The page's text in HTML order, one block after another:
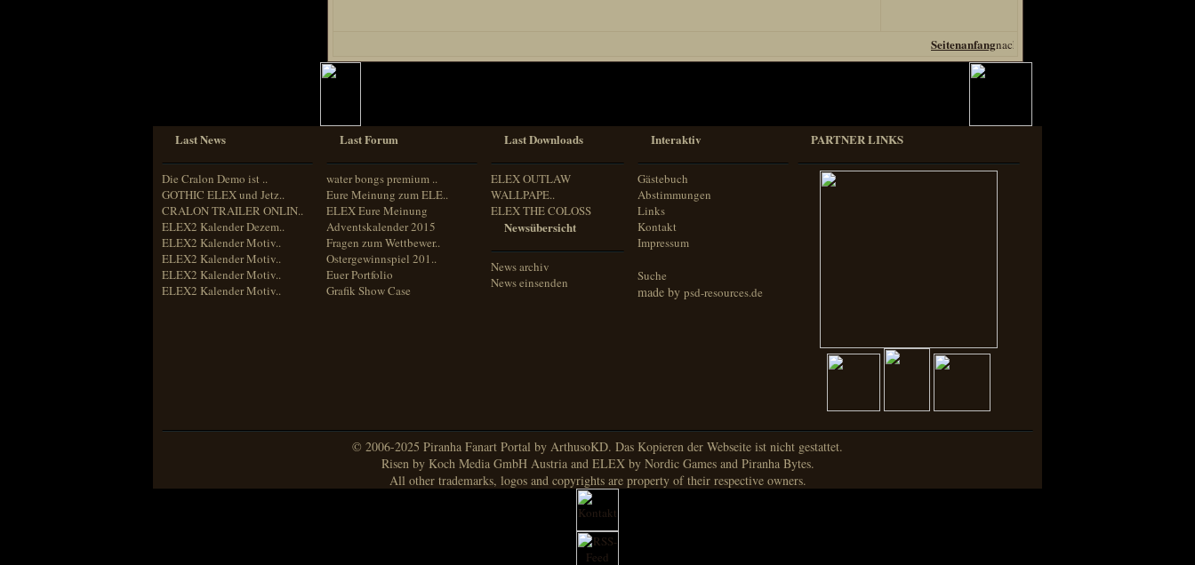
Seitenanfang
Last News
Die Cralon Demo ist ..
GOTHIC ELEX und Jetz..
CRALON TRAILER ONLIN..
ELEX2 Kalender Dezem..
ELEX2 Kalender Motiv..
ELEX2 Kalender Motiv..
ELEX2 Kalender Motiv..
ELEX2 Kalender Motiv..
Last Forum
water bongs premium ..
Eure Meinung zum ELE..
ELEX Eure Meinung
Adventskalender 2015
Fragen zum Wettbewer..
Ostergewinnspiel 201..
Euer Portfolio
Grafik Show Case
Last Downloads
ELEX OUTLAW
WALLPAPE..
ELEX THE COLOSS
Newsübersicht
News archiv
News einsenden
Interaktiv
Gästebuch
Abstimmungen
Links
Kontakt
Impressum
Suche
made by psd-resources.de
PARTNER LINKS
© 2006-2025 Piranha Fanart Portal by ArthusoKD. Das Kopieren der Webseite ist nicht gestattet.
Risen by Koch Media GmbH Austria and ELEX by Nordic Games and Piranha Bytes.
All other trademarks, logos and copyrights are property of their respective owners.